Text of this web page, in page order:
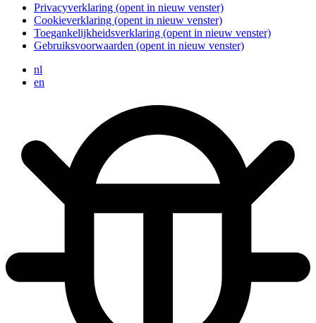
Privacyverklaring (opent in nieuw venster)
Cookieverklaring (opent in nieuw venster)
Toegankelijkheidsverklaring (opent in nieuw venster)
Gebruiksvoorwaarden (opent in nieuw venster)
nl
en